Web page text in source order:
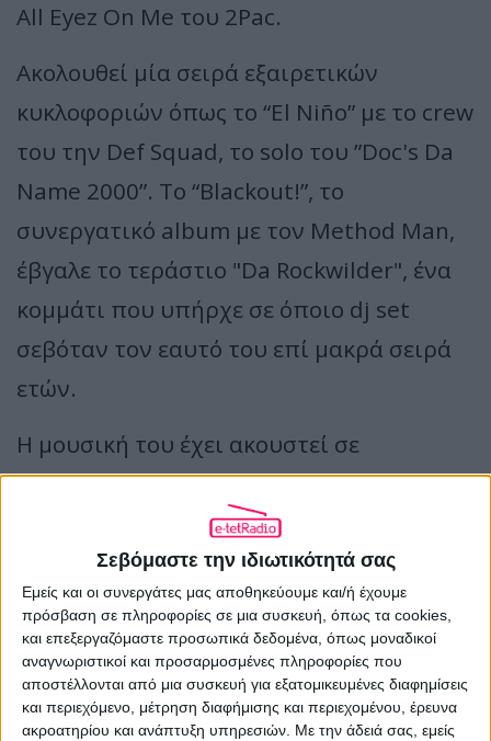
Σεβόμαστε την ιδιωτικότητά σας
Εμείς και οι συνεργάτες μας αποθηκεύουμε και/ή έχουμε
πρόσβαση σε πληροφορίες σε μια συσκευή, όπως τα cookies,
και επεξεργαζόμαστε προσωπικά δεδομένα, όπως μοναδικοί
αναγνωριστικοί και προσαρμοσμένες πληροφορίες που
αποστέλλονται από μια συσκευή για εξατομικευμένες διαφημίσεις
και περιεχόμενο, μέτρηση διαφήμισης και περιεχομένου, έρευνα
ακροατηρίου και ανάπτυξη υπηρεσιών. Με την άδειά σας, εμείς
All Eyez On Me του 2Pac.
Ακολουθεί μία σειρά εξαιρετικών
κυκλοφοριών όπως το “El Niño” με το crew
του την Def Squad, το solo του ”Doc's Da
Name 2000”. Το “Blackout!”, το
συνεργατικό album με τον Method Man,
έβγαλε το τεράστιο "Da Rockwilder", ένα
κομμάτι που υπήρχε σε όποιο dj set
σεβόταν τον εαυτό του επί μακρά σειρά
ετών.
Η μουσική του έχει ακουστεί σε
παιχνίδια όπως το Grand Theft Auto, ο
ίδιος έχει πρωταγωνιστήσει και
εμφανιστεί σε σειρές και ταινίες όπως τα
Scary Movie 3 και Jay and Silent Bob
Reboot, αλλά και έχει εμφανιστεί ως
χαρακτήρας σε video games όπως τα Def
Jam Vendetta και Def Jam: Fight for NY.